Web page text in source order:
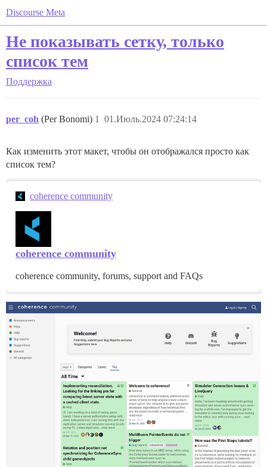
Discourse Meta
Не показывать сетку, только
список тем
Поддержка
per_coh (Per Bonomi) 01.Июль.2024 07:24:14
1
Как изменить этот макет, чтобы он отображался просто как
список тем?
coherence community
coherence community
coherence community, forums, support and FAQs